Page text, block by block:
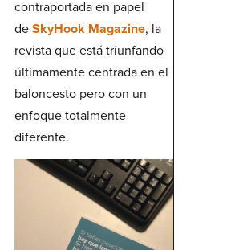
contraportada en papel
deSkyHook Magazine, la
revista que está triunfando
últimamente centrada en el
baloncesto pero con un
enfoque totalmente
diferente.